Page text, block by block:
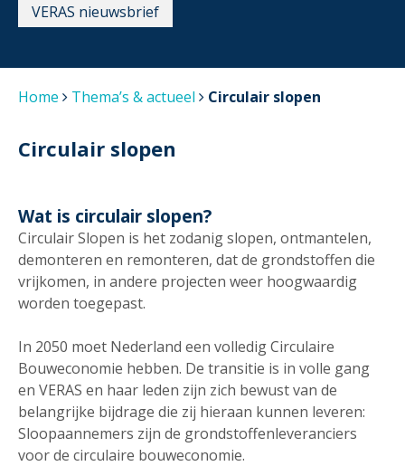
VERAS nieuwsbrief
Home Thema’s & actueel Circulair slopen
Circulair slopen
Wat is circulair slopen?
Circulair Slopen is het zodanig slopen, ontmantelen,
demonteren en remonteren, dat de grondstoffen die
vrijkomen, in andere projecten weer hoogwaardig
worden toegepast.
In 2050 moet Nederland een volledig Circulaire
Bouweconomie hebben. De transitie is in volle gang
en VERAS en haar leden zijn zich bewust van de
belangrijke bijdrage die zij hieraan kunnen leveren:
Sloopaannemers zijn de grondstoffenleveranciers
voor de circulaire bouweconomie.